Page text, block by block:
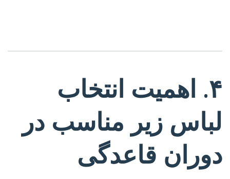
۴. اهمیت انتخاب
لباس زیر مناسب در
دوران قاعدگی